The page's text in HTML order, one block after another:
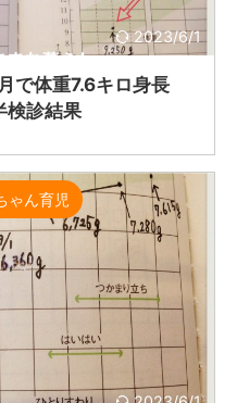
2023/6/1
で体重7.6キロ身長
検診結果
ゃん育児